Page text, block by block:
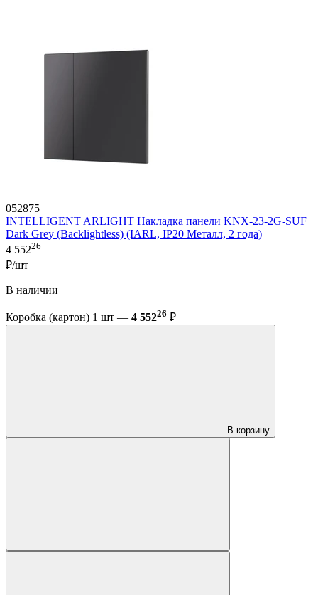
052875
INTELLIGENT ARLIGHT Накладка панели KNX-23-2G-SUF
Dark Grey (Backlightless) (IARL, IP20 Металл, 2 года)
4 55226
₽/шт
В наличии
Коробка (картон) 1 шт — 4 55226 ₽
В корзину